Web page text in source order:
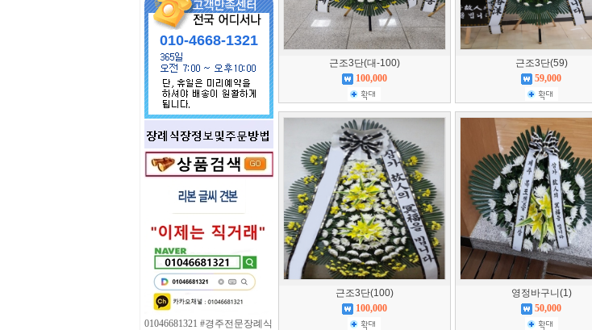
010-4668-1321
01046681321 #경주전문장례식
근조3단(대-100)
100,000
근조3단(59)
59,000
근조3단(100)
100,000
영정바구니(1)
50,000